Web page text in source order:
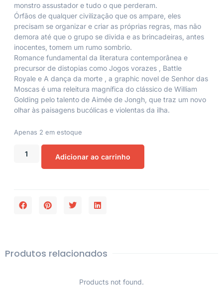
monstro assustador e tudo o que perderam.
Órfãos de qualquer civilização que os ampare, eles
precisam se organizar e criar as próprias regras, mas não
demora até que o grupo se divida e as brincadeiras, antes
inocentes, tomem um rumo sombrio.
Romance fundamental da literatura contemporânea e
precursor de distopias como Jogos vorazes
Battle
Royale e A dança da morte , a graphic novel de Senhor das
Moscas é uma releitura magnífica do clássico de William
Golding pelo talento de Aimée de Jongh, que traz um novo
olhar às paisagens bucólicas e violentas da ilha.
Apenas 2 em estoque
Adicionar ao carrinho
Produtos relacionados
Products not found.